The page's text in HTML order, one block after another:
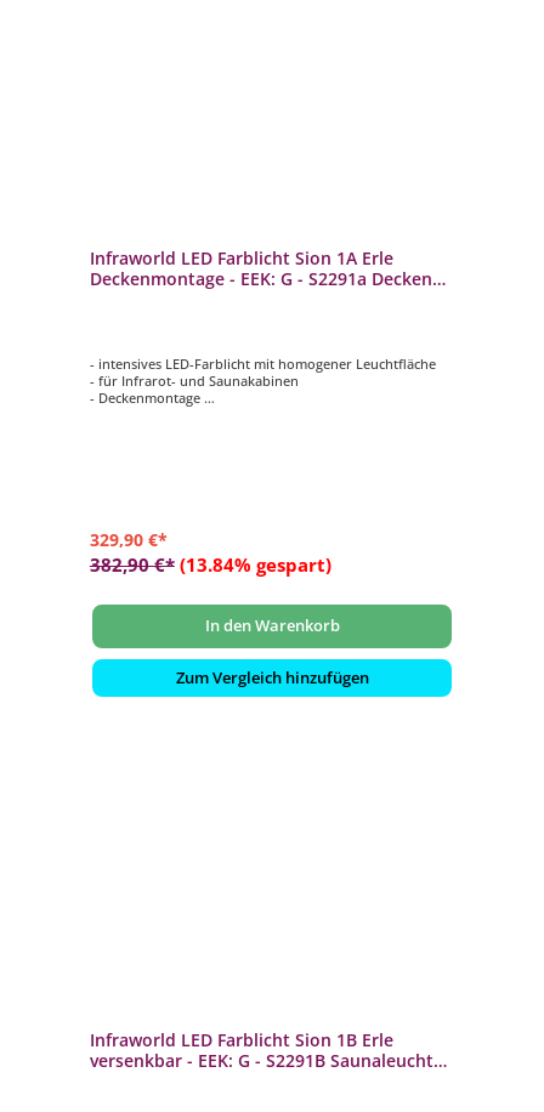
Infraworld LED Farblicht Sion 1A Erle
Deckenmontage - EEK: G - S2291a Decken
- intensives LED-Farblicht mit homogener Leuchtfläche
- für Infrarot- und Saunakabinen
- Deckenmontage
329,90 €*
382,90 €* (13.84% gespart)
In den Warenkorb
Zum Vergleich hinzufügen
Infraworld LED Farblicht Sion 1B Erle
versenkbar - EEK: G - S2291B Saunaleuchte